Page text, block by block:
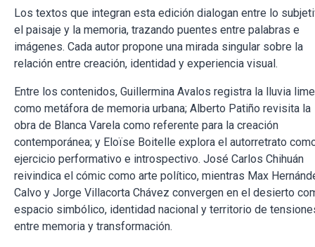
Los textos que integran esta edición dialogan entre lo
el paisaje y la memoria, trazando puentes entre palabras e
imágenes. Cada autor propone una mirada singular sobre la
relación entre creación, identidad y experiencia visual.
Entre los contenidos, Guillermina Avalos registra la lluvia
como metáfora de memoria urbana; Alberto Patiño revisita la
obra de Blanca Varela como referente para la creación
contemporánea; y Eloïse Boitelle explora el autorretrato
ejercicio performativo e introspectivo. José Carlos Chihuán
reivindica el cómic como arte político, mientras Max
Calvo y Jorge Villacorta Chávez convergen en el desierto
espacio simbólico, identidad nacional y territorio de
entre memoria y transformación.